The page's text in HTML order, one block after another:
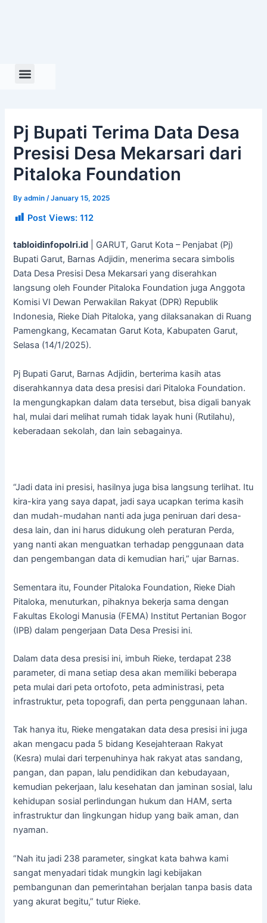
Pj Bupati Terima Data Desa
Presisi Desa Mekarsari dari
Pitaloka Foundation
Byadmin /January 15, 2025
Post Views: 112
tabloidinfopolri.id | GARUT, Garut Kota – Penjabat (Pj)
Bupati Garut, Barnas Adjidin, menerima secara simbolis
Data Desa Presisi Desa Mekarsari yang diserahkan
langsung oleh Founder Pitaloka Foundation juga Anggota
Komisi VI Dewan Perwakilan Rakyat (DPR) Republik
Indonesia, Rieke Diah Pitaloka, yang dilaksanakan di Ruang
Pamengkang, Kecamatan Garut Kota, Kabupaten Garut,
Selasa (14/1/2025).
Pj Bupati Garut, Barnas Adjidin, berterima kasih atas
diserahkannya data desa presisi dari Pitaloka Foundation.
Ia mengungkapkan dalam data tersebut, bisa digali banyak
hal, mulai dari melihat rumah tidak layak huni (Rutilahu),
keberadaan sekolah, dan lain sebagainya.
“Jadi data ini presisi, hasilnya juga bisa langsung terlihat. Itu
kira-kira yang saya dapat, jadi saya ucapkan terima kasih
dan mudah-mudahan nanti ada juga peniruan dari desa-
desa lain, dan ini harus didukung oleh peraturan Perda,
yang nanti akan menguatkan terhadap penggunaan data
dan pengembangan data di kemudian hari,” ujar Barnas.
Sementara itu, Founder Pitaloka Foundation, Rieke Diah
Pitaloka, menuturkan, pihaknya bekerja sama dengan
Fakultas Ekologi Manusia (FEMA) Institut Pertanian Bogor
(IPB) dalam pengerjaan Data Desa Presisi ini.
Dalam data desa presisi ini, imbuh Rieke, terdapat 238
parameter, di mana setiap desa akan memiliki beberapa
peta mulai dari peta ortofoto, peta administrasi, peta
infrastruktur, peta topografi, dan perta penggunaan lahan.
Tak hanya itu, Rieke mengatakan data desa presisi ini juga
akan mengacu pada 5 bidang Kesejahteraan Rakyat
(Kesra) mulai dari terpenuhinya hak rakyat atas sandang,
pangan, dan papan, lalu pendidikan dan kebudayaan,
kemudian pekerjaan, lalu kesehatan dan jaminan sosial, lalu
kehidupan sosial perlindungan hukum dan HAM, serta
infrastruktur dan lingkungan hidup yang baik aman, dan
nyaman.
“Nah itu jadi 238 parameter, singkat kata bahwa kami
sangat menyadari tidak mungkin lagi kebijakan
pembangunan dan pemerintahan berjalan tanpa basis data
yang akurat begitu,” tutur Rieke.